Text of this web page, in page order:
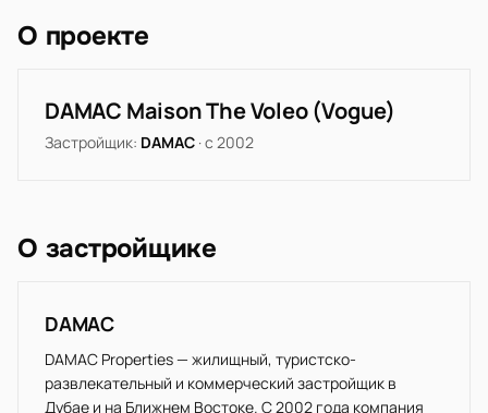
О проекте
DAMAC Maison The Voleo (Vogue)
Застройщик: DAMAC · с 2002
О застройщике
DAMAC
DAMAC Properties — жилищный, туристско-
развлекательный и коммерческий застройщик в
Дубае и на Ближнем Востоке. С 2002 года компания